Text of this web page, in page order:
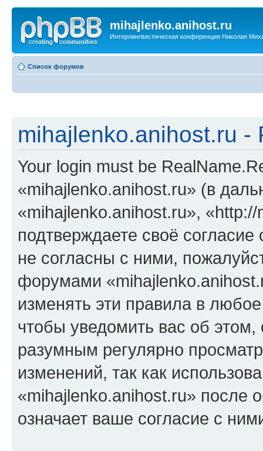
mihajlenko.anihost.ru
Интерлингвистическая конференция Николая
Список форумов
mihajlenko.anihost.ru -
Your login must be
«mihajlenko.anihost.ru» (в
«mihajlenko.anihost.ru»,
подтверждаете своё
не согласны с ними,
форумами
изменять эти правила в
чтобы уведомить вас об
разумным регулярно
изменений, так как
«mihajlenko.anihost.ru» после
означает ваше согласие с